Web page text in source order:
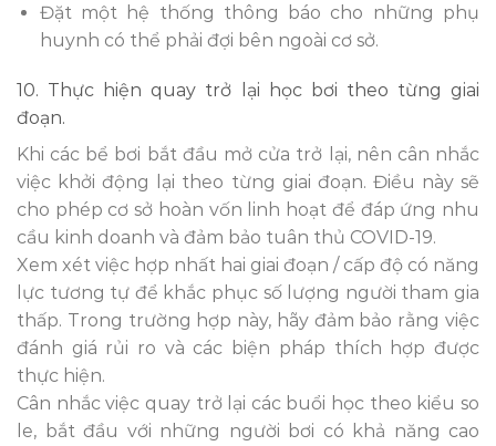
Đặt một hệ thống thông báo cho những phụ
huynh có thể phải đợi bên ngoài cơ sở.
10. Thực hiện quay trở lại học bơi theo từng giai
đoạn.
Khi các bể bơi bắt đầu mở cửa trở lại, nên cân nhắc
việc khởi động lại theo từng giai đoạn. Điều này sẽ
cho phép cơ sở hoàn vốn linh hoạt để đáp ứng nhu
cầu kinh doanh và đảm bảo tuân thủ COVID-19.
Xem xét việc hợp nhất hai giai đoạn / cấp độ có năng
lực tương tự để khắc phục số lượng người tham gia
thấp. Trong trường hợp này, hãy đảm bảo rằng việc
đánh giá rủi ro và các biện pháp thích hợp được
thực hiện.
Cân nhắc việc quay trở lại các buổi học theo kiểu so
le, bắt đầu với những người bơi có khả năng cao